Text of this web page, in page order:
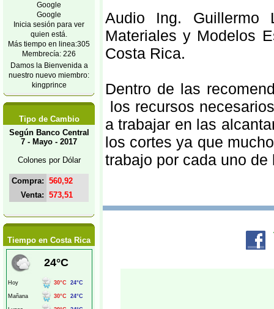
Google
Google
Inicia sesión para ver
quien está.
Más tiempo en linea:305
Membrecía: 226
Damos la Bienvenida a
nuestro nuevo miembro:
kingprince
Tipo de Cambio
Según Banco Central
7 - Mayo - 2017
Colones por Dólar
Compra: 560,92
Venta: 573,51
Tiempo en Costa Rica
Audio Ing. Guillermo
Materiales y Modelos
Costa Rica.
Dentro de las
los recursos
a trabajar en las
los cortes ya que
trabajo por cada uno